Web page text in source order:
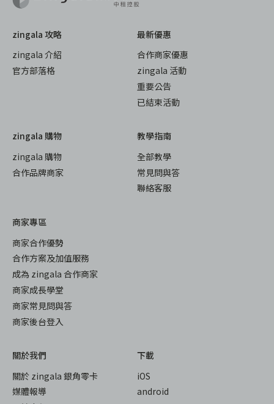
zingala 攻略
zingala 介紹
官方部落格
最新優惠
合作商家優惠
zingala 活動
重要公告
已結束活動
zingala 購物
zingala 購物
合作品牌商家
教學指南
全部教學
常見問與答
聯絡客服
商家專區
商家合作優勢
合作方案及加值服務
成為 zingala 合作商家
商家成長學堂
商家常見問與答
商家後台登入
關於我們
關於 zingala 銀角零卡
媒體報導
下載
iOS
android